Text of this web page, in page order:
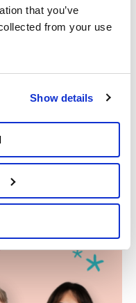
that you’ve
from your use
Show details
behandelen
is. Er rest ons land
Spanje, Slovenië
naar het
lijn trekken,